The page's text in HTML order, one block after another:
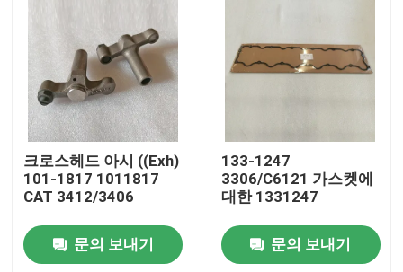
비디오
우리 에 관한 것
공장 투어
크로스헤드 아시 ((Exh)
101-1817 1011817
CAT 3412/3406
문의 보내기
133-1247
3306/C6121 가스켓에
대한 1331247
문의 보내기